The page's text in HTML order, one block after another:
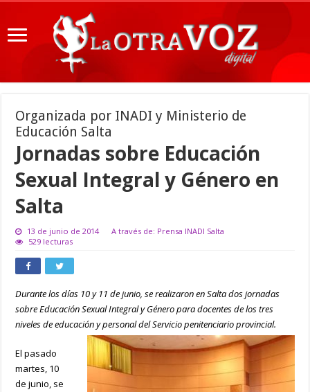
Organizada por INADI y Ministerio de
Educación Salta
Jornadas sobre Educación
Sexual Integral y Género en
Salta
13 de junio de 2014
A través de: Prensa INADI Salta
529 lecturas
Durante los días 10 y 11 de junio, se realizaron en Salta dos jornadas
sobre Educación Sexual Integral y Género para docentes de los tres
niveles de educación y personal del Servicio penitenciario provincial.
El pasado
martes, 10
de junio, se